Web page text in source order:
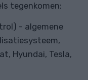
tegenkomen:
- algemene
Hyundai, Tesla,